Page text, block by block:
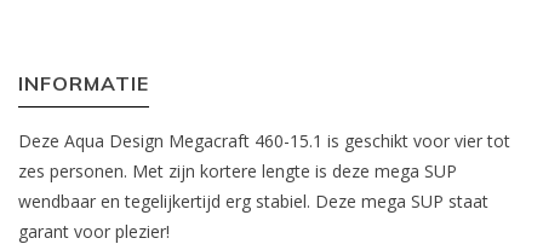
INFORMATIE
Deze Aqua Design Megacraft 460-15.1 is geschikt voor vier tot
zes personen. Met zijn kortere lengte is deze mega SUP
wendbaar en tegelijkertijd erg stabiel. Deze mega SUP staat
garant voor plezier!